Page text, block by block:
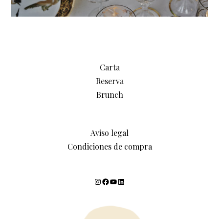
Carta
Reserva
Brunch
Aviso legal
Condiciones de compra
Instagram Facebook YouTube LinkedIn